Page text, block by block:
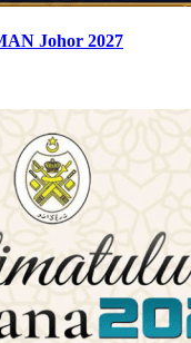
Johor 2027